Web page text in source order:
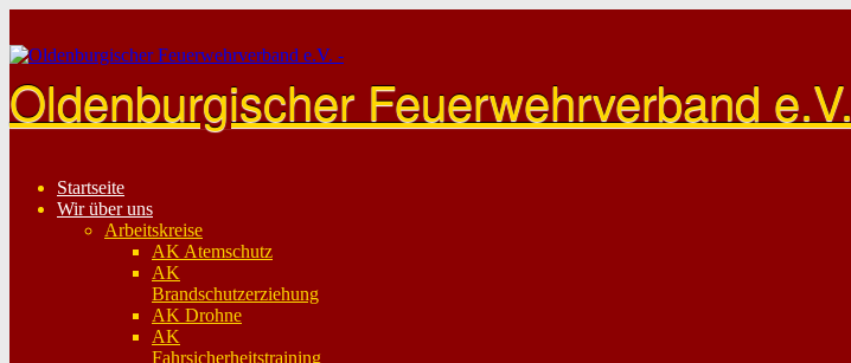
content
Oldenburgischer Feuerwehrverband e.V.
Startseite
Wir über uns
Arbeitskreise
AK Atemschutz
AK
Brandschutzerziehung
AK Drohne
AK
Fahrsicherheitstraining